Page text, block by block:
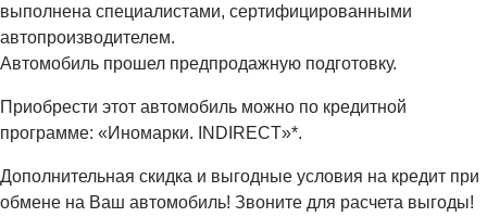
выполнена специалистами, сертифицированными
автопроизводителем.
Автомобиль прошел предпродажную подготовку.
Приобрести этот автомобиль можно по кредитной
программе: «Иномарки. INDIRECT»*.
Дополнительная скидка и выгодные условия на кредит при
обмене на Ваш автомобиль! Звоните для расчета выгоды!